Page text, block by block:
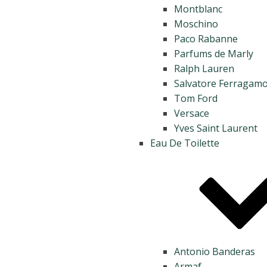
Montblanc
Moschino
Paco Rabanne
Parfums de Marly
Ralph Lauren
Salvatore
Tom Ford
Versace
Yves Saint Laurent
Eau De Toilette
Antonio Banderas